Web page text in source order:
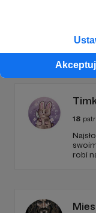
Promowani
18
robi